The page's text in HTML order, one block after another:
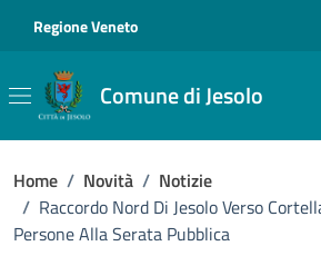
Regione Veneto
Comune di Jesolo
Home / Novità / Notizie
/ Raccordo Nord Di Jesolo Verso
Persone Alla Serata Pubblica